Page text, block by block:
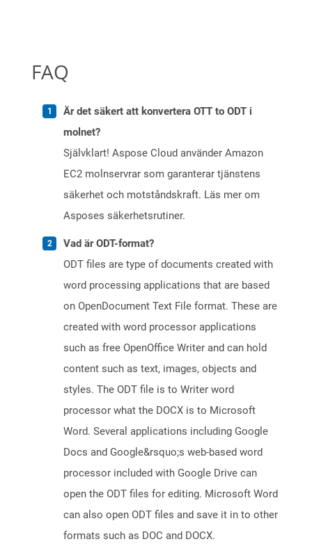
FAQ
Är det säkert att konvertera OTT to ODT i
molnet?
Självklart! Aspose Cloud använder Amazon
EC2 molnservrar som garanterar tjänstens
säkerhet och motståndskraft. Läs mer om
Asposes säkerhetsrutiner.
Vad är ODT-format?
ODT files are type of documents created with
word processing applications that are based
on OpenDocument Text File format. These are
created with word processor applications
such as free OpenOffice Writer and can hold
content such as text, images, objects and
styles. The ODT file is to Writer word
processor what the DOCX is to Microsoft
Word. Several applications including Google
Docs and Google&rsquo;s web-based word
processor included with Google Drive can
open the ODT files for editing. Microsoft Word
can also open ODT files and save it in to other
formats such as DOC and DOCX.